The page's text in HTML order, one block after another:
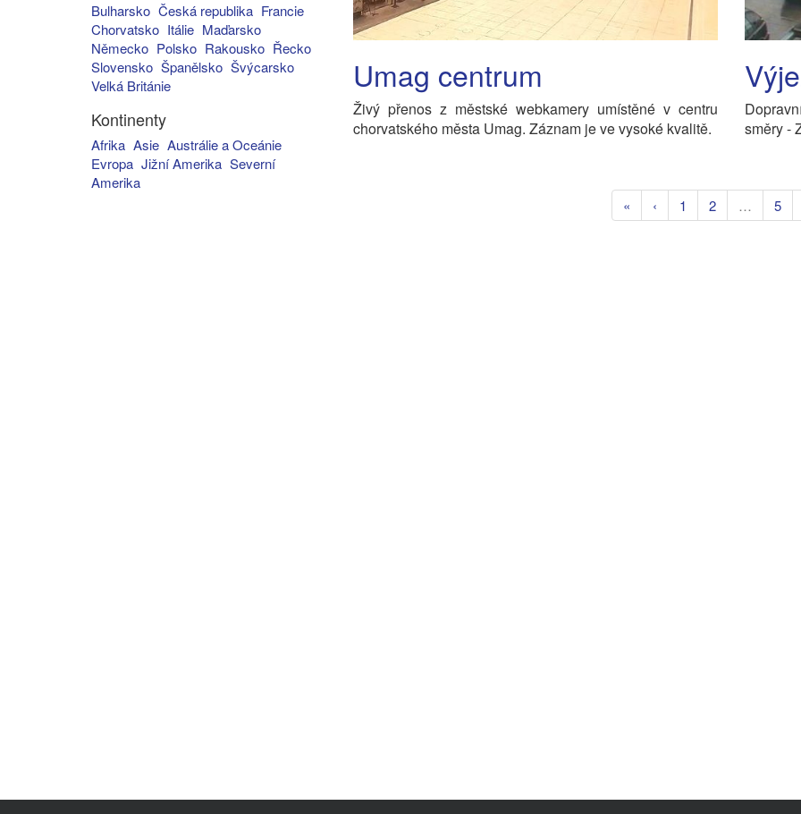
Bulharsko Česká republika Francie
Chorvatsko Itálie Maďarsko
Německo Polsko Rakousko Řecko
Slovensko Španělsko Švýcarsko
Velká Británie
Kontinenty
Afrika Asie Austrálie a Oceánie
Evropa Jižní Amerika Severní
Amerika
Umag centrum
Živý přenos z městské webkamery umístěné v centru
chorvatského města Umag. Záznam je ve vysoké kvalitě.
směry -
« ‹ 1 2 … 5